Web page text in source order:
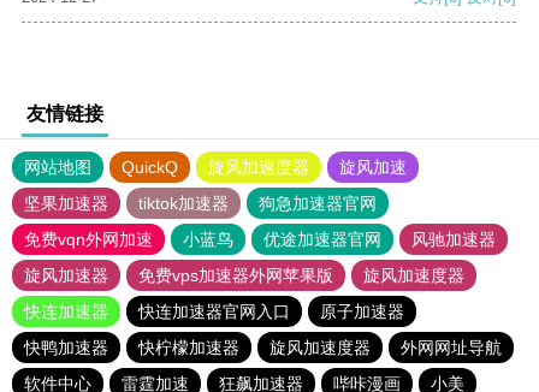
友情链接
网站地图 QuickQ 旋风加速度器
旋风加速
坚果加速器
tiktok加速器
狗急加速器官网
免费vqn外网加速
小蓝鸟 优途加速器官网
风驰加速器
旋风加速器
免费vps加速器外网苹果版
旋风加速度器
快连加速器
快连加速器官网入口
原子加速器
快鸭加速器
快柠檬加速器 旋风加速度器
外网网址导航
软件中心
雷霆加速 狂飙加速器 哔咔漫画
小美